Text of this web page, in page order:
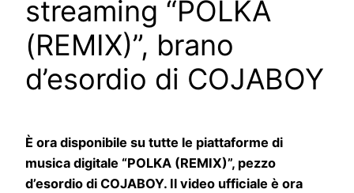
streaming “POLKA
(REMIX)”, brano
d’esordio di COJABOY
È ora disponibile su tutte le piattaforme di
musica digitale “POLKA (REMIX)”, pezzo
d’esordio di COJABOY. Il video ufficiale è ora